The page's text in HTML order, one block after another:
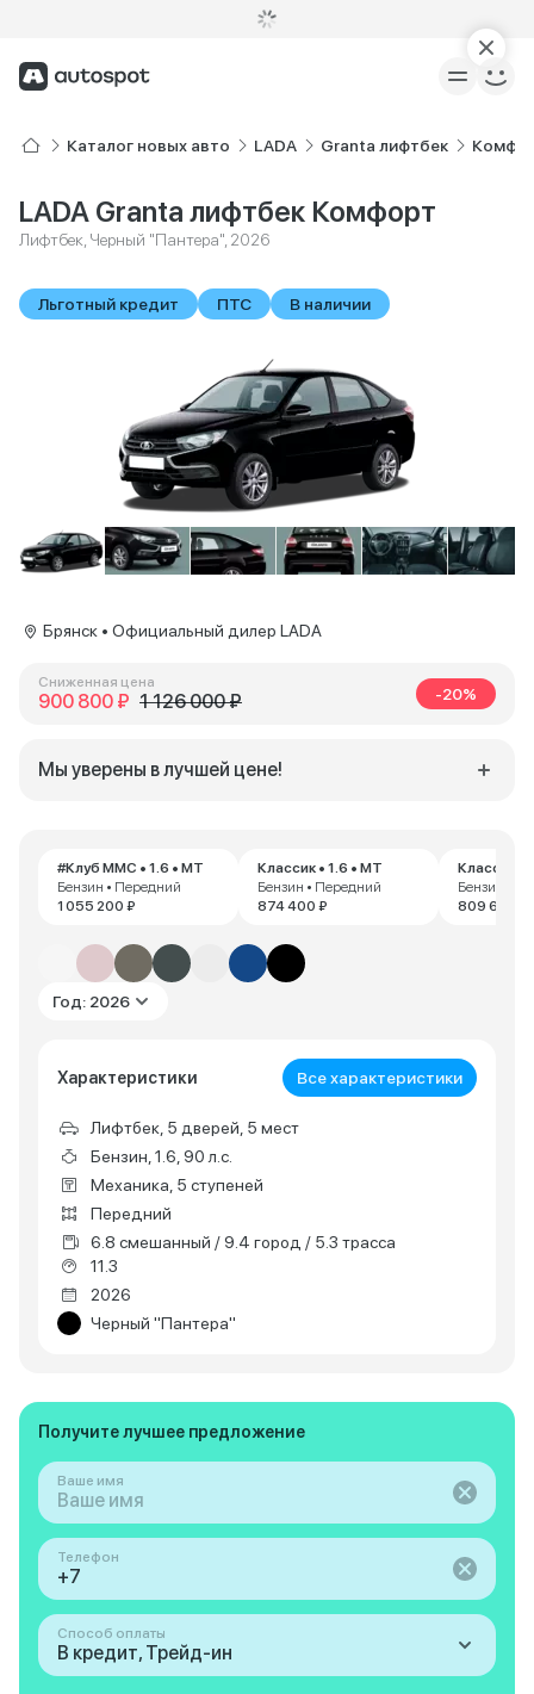
Каталог новых авто LADA Granta лифтбек
LADA Granta лифтбек Комфорт
Лифтбек, Черный "Пантера", 2026
Льготный кредит ПТС В наличии
#Клуб ММС • 1.6 • MT
Бензин • Передний
1 055 200 ₽
Классик • 1.6 • MT
Бензин • Передний
874 400 ₽
Классик •
Бензин •
809 600 ₽
Год: 2026
Характеристики Все характеристики
Лифтбек, 5 дверей, 5 мест
Бензин, 1.6, 90 л.с.
Механика, 5 ступеней
Передний
6.8 смешанный / 9.4 город / 5.3 трасса
11.3
2026
Черный "Пантера"
Брянск • Официальный дилер LADA
Сниженная цена
900 800 ₽ 1 126 000 ₽ -20%
Мы уверены в лучшей цене!
Получите лучшее предложение
Ваше имя
Телефон
Способ оплаты
В кредит, Трейд-ин